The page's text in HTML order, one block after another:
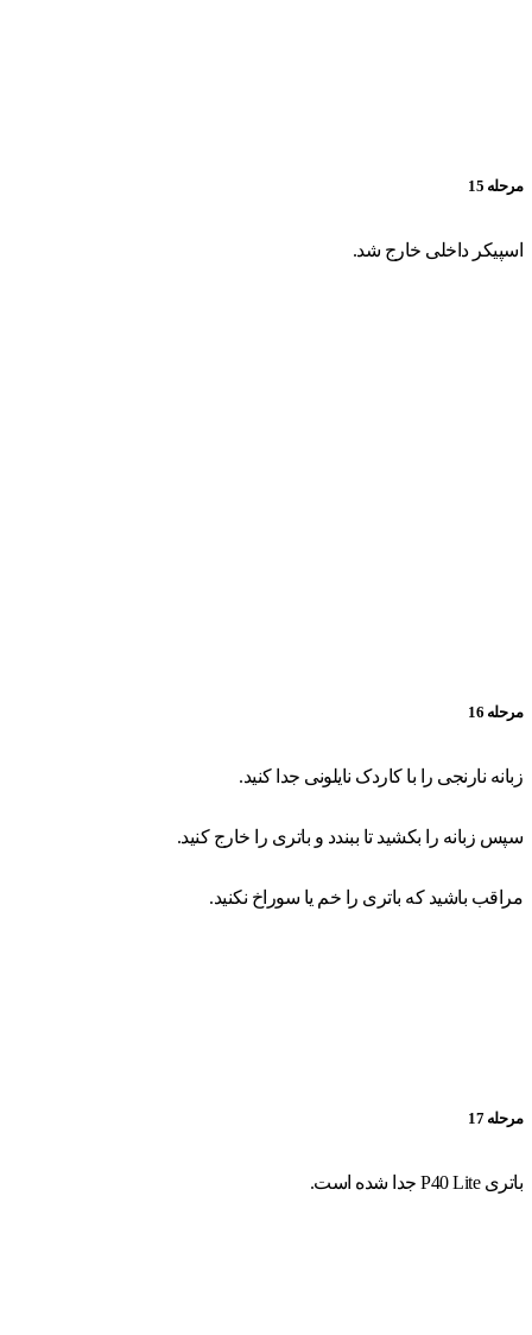
مرحله 15
اسپیکر داخلی خارج شد.
مرحله 16
زبانه نارنجی را با کاردک نایلونی جدا کنید.
سپس زبانه را بکشید تا ببندد و باتری را خارج کنید.
مراقب باشید که باتری را خم یا سوراخ نکنید.
مرحله 17
باتری P40 Lite جدا شده است.